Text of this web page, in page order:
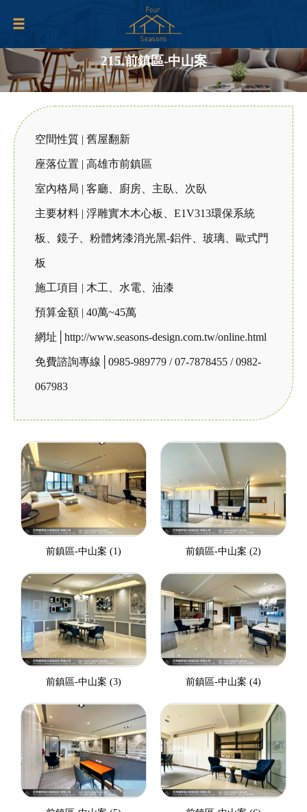
215.前鎮區-中山案
空間性質 | 舊屋翻新
座落位置 | 高雄市前鎮區
室內格局 | 客廳、廚房、主臥、次臥
主要材料 | 浮雕實木木心板、E1V313環保系統
板、鏡子、粉體烤漆消光黑-鋁件、玻璃、歐式門
板
施工項目 | 木工、水電、油漆
預算金額 | 40萬~45萬
網址│http://www.seasons-design.com.tw/online.html
免費諮詢專線│0985-989779 / 07-7878455 / 0982-
067983
前鎮區-中山案 (1) 前鎮區-中山案 (2)
前鎮區-中山案 (3) 前鎮區-中山案 (4)